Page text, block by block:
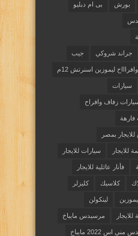
بورش بى ام دبليو
جراند شروكي جيب
ليموزين اسنرتش 12م
سيارات
زفاف وافراح
فارهة
بمصر
للايجار سيارات للايجار
فأنار عائلية للايجار
كلاسيك كليزلر
لينكولن
مرسيدس مايباخ
اس 2022 مايباخ